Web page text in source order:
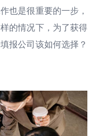
也是很重要的一步，
的情况下，为了获得
报公司该如何选择？